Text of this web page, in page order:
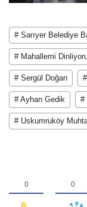
# Sarıyer Belediye
# Mahallemi
# Sergül Doğan
# Ayhan Gedik #
# Uskumruköy